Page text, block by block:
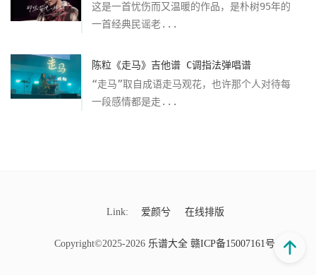
这是一首忧伤而又温暖的作品，是朴树95年的
一首经典民谣老...
陈粒《走马》吉他谱 C调指法弹唱谱
“走马”取自成语走马观花，也许那个人对待每
一段感情都是走...
Link: 爱颜兮 在线排版
Copyright©2025-2026 乐谱大全 赣ICP备15007161号-9